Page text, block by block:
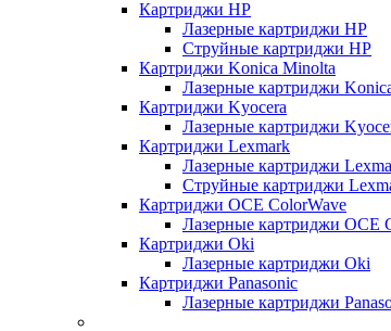
Картриджи HP
Лазерные картриджи HP
Струйные картриджи HP
Картриджи Konica Minolta
Лазерные картриджи
Картриджи Kyocera
Лазерные картриджи
Картриджи Lexmark
Лазерные картриджи
Струйные картриджи
Картриджи OCE ColorWave
Лазерные картриджи OCE
Картриджи Oki
Лазерные картриджи Oki
Картриджи Panasonic
Лазерные картриджи